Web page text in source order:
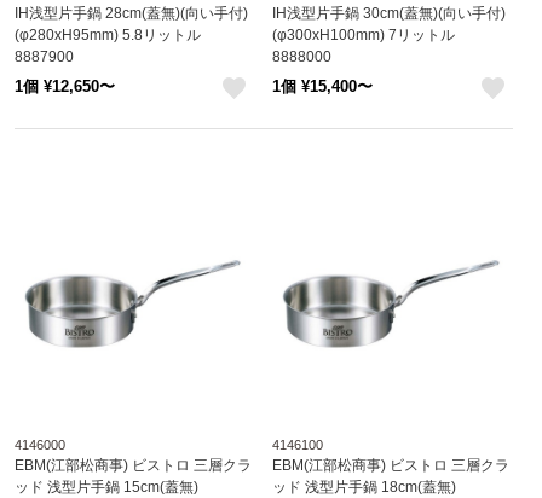
IH浅型片手鍋 28cm(蓋無)(向い手付)
(φ280xH95mm) 5.8リットル
8887900
1個 ¥12,650〜
IH浅型片手鍋 30cm(蓋無)(向い手付)
(φ300xH100mm) 7リットル
8888000
1個 ¥15,400〜
4146000
EBM(江部松商事) ビストロ 三層クラ
ッド 浅型片手鍋 15cm(蓋無)
4146100
EBM(江部松商事) ビストロ 三層クラ
ッド 浅型片手鍋 18cm(蓋無)